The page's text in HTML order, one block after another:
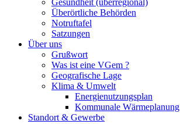
Gesundheit (überregional)
Überörtliche Behörden
Notruftafel
Satzungen
Über uns
Grußwort
Was ist eine VGem ?
Geografische Lage
Klima & Umwelt
Energienutzungsplan
Kommunale Wärmeplanung
Standort & Gewerbe